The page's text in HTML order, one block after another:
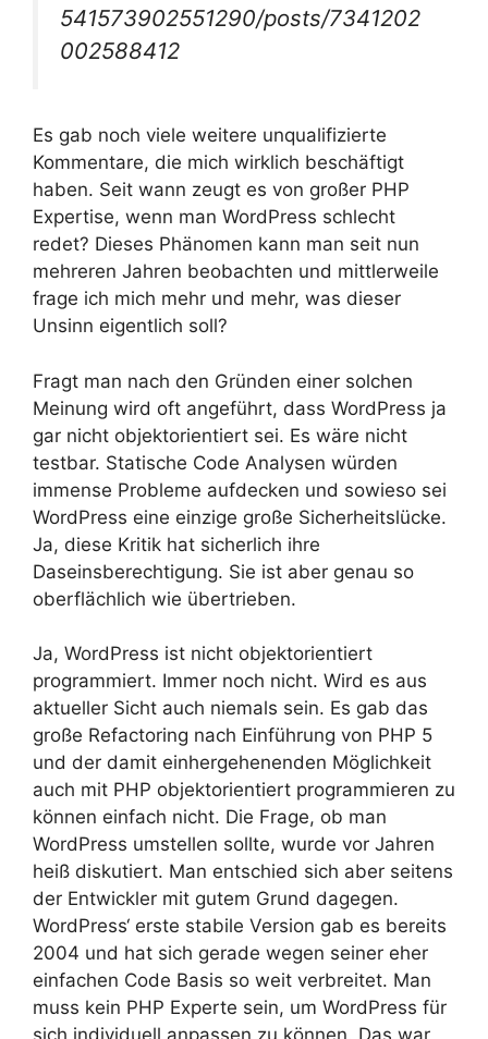
541573902551290/posts/7341202
002588412
Es gab noch viele weitere unqualifizierte
Kommentare, die mich wirklich beschäftigt
haben. Seit wann zeugt es von großer PHP
Expertise, wenn man WordPress schlecht
redet? Dieses Phänomen kann man seit nun
mehreren Jahren beobachten und mittlerweile
frage ich mich mehr und mehr, was dieser
Unsinn eigentlich soll?
Fragt man nach den Gründen einer solchen
Meinung wird oft angeführt, dass WordPress ja
gar nicht objektorientiert sei. Es wäre nicht
testbar. Statische Code Analysen würden
immense Probleme aufdecken und sowieso sei
WordPress eine einzige große Sicherheitslücke.
Ja, diese Kritik hat sicherlich ihre
Daseinsberechtigung. Sie ist aber genau so
oberflächlich wie übertrieben.
Ja, WordPress ist nicht objektorientiert
programmiert. Immer noch nicht. Wird es aus
aktueller Sicht auch niemals sein. Es gab das
große Refactoring nach Einführung von PHP 5
und der damit einhergehenenden Möglichkeit
auch mit PHP objektorientiert programmieren zu
können einfach nicht. Die Frage, ob man
WordPress umstellen sollte, wurde vor Jahren
heiß diskutiert. Man entschied sich aber seitens
der Entwickler mit gutem Grund dagegen.
WordPress‘ erste stabile Version gab es bereits
2004 und hat sich gerade wegen seiner eher
einfachen Code Basis so weit verbreitet. Man
muss kein PHP Experte sein, um WordPress für